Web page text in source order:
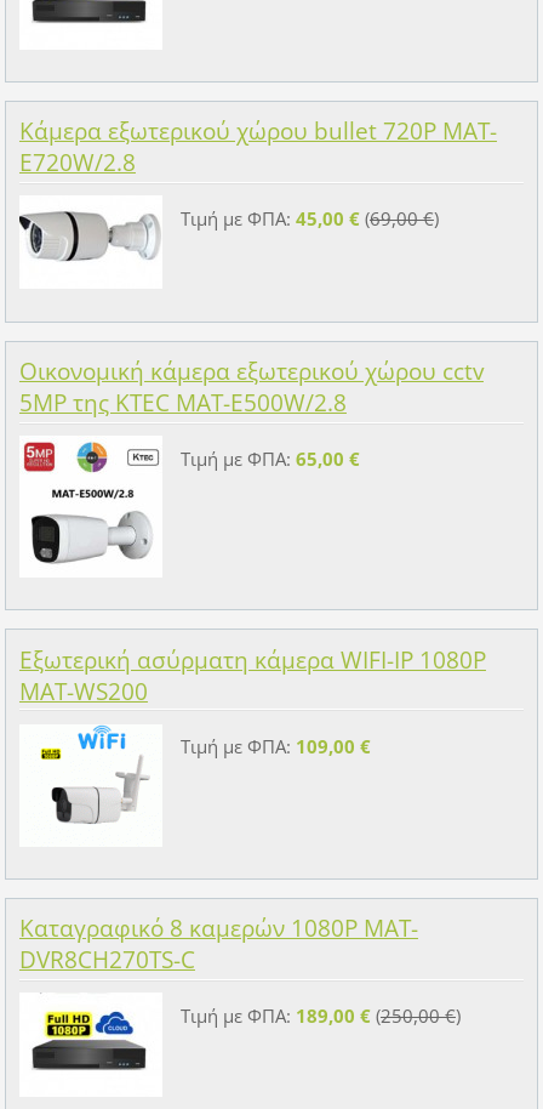
Κάμερα εξωτερικού χώρου bullet 720P MAT-
E720W/2.8
Τιμή με ΦΠΑ: 45,00 €(69,00 €)
Οικονομική κάμερα εξωτερικού χώρου cctv
5MP της KTEC MAT-E500W/2.8
Τιμή με ΦΠΑ: 65,00 €
Εξωτερική ασύρματη κάμερα WIFI-IP 1080P
MAT-WS200
Τιμή με ΦΠΑ: 109,00 €
Καταγραφικό 8 καμερών 1080P MAT-
DVR8CH270TS-C
Τιμή με ΦΠΑ: 189,00 €(250,00 €)